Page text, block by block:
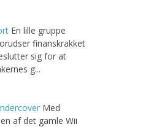
En lille gruppe
finanskrakket
sig for at
g...
Med
af det gamle Wii